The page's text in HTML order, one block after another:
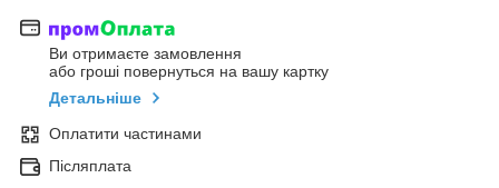
Ви отримаєте замовлення
або гроші повернуться на вашу картку
Детальніше
Оплатити частинами
Післяплата